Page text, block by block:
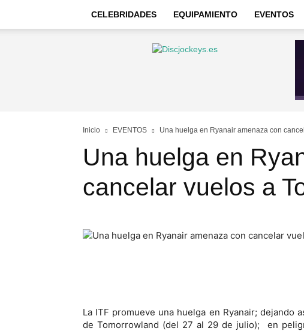
CELEBRIDADES EQUIPAMIENTO EVENTOS
Discjockeys
Inicio EVENTOS Una huelga en Ryanair amenaza con
Una huelga en
cancelar vuelos a
La ITF promueve una huelga en Ryanair;
de Tomorrowland (del 27 al 29 de julio); en